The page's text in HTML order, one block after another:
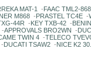
MAT-1 -FAAC TML2-
M868 -PRASTEL TC4E -
44R -KEY TXB-42 -
-APPROVALS BRO2WN -
TWIN 4 -TELECO
-DUCATI TSAW2 -NICE K2